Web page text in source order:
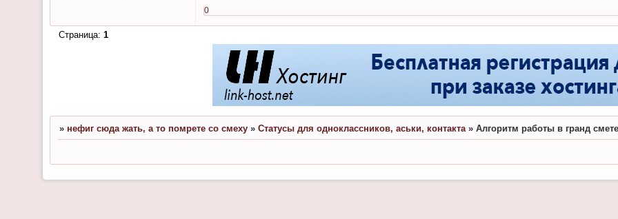
0
Страница: 1
» нефиг сюда жать, а то помрете со смеху » Статусы для одноклассников, аськи, контакта » Алгоритм работы в гранд смете